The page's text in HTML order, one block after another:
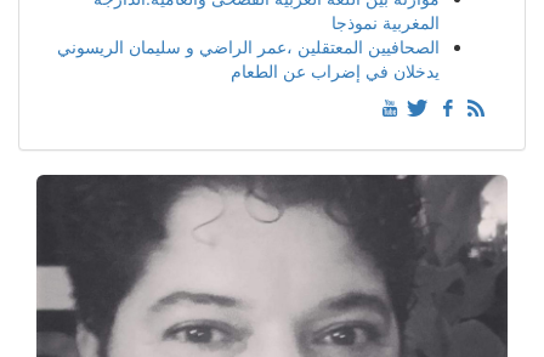
المغربية نموذجا
الصحافيين المعتقلين ،عمر الراضي و سليمان الريسوني
يدخلان في إضراب عن الطعام